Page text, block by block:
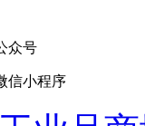
众号
信小程序